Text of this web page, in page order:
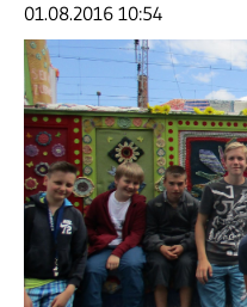
01.08.2016 10:54